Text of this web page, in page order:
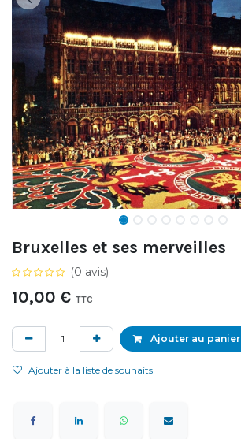
Bruxelles et ses merveilles
(0 avis)
10,00 € TTC
Ajouter au panier
Ajouter à la liste de souhaits